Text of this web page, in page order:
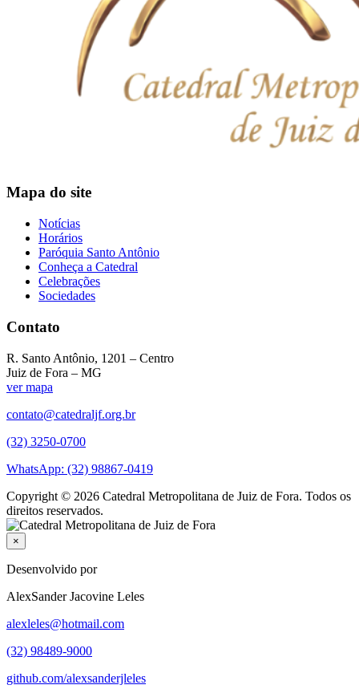
Mapa do site
Notícias
Horários
Paróquia Santo Antônio
Conheça a Catedral
Celebrações
Sociedades
Contato
R. Santo Antônio, 1201 – Centro
Juiz de Fora – MG
ver mapa
contato@catedraljf.org.br
(32) 3250-0700
WhatsApp: (32) 98867-0419
Copyright © 2026 Catedral Metropolitana de Juiz de Fora. Todos os
direitos reservados.
×
Desenvolvido por
AlexSander Jacovine Leles
alexleles@hotmail.com
(32) 98489-9000
github.com/alexsanderjleles